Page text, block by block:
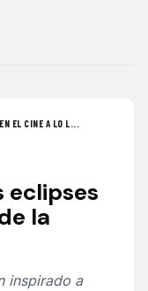
EL CINE A LO L...
eclipses
la
inspirado a